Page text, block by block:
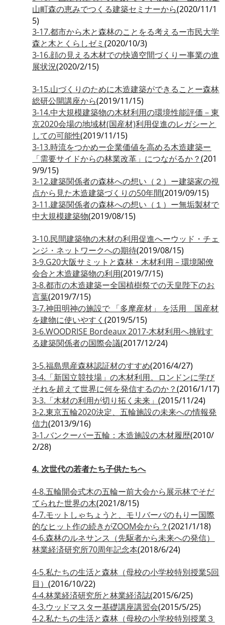
山町森の恵みでつくる建築セミナーから(2020/11/1
5)
3-17.都市から木と森林のことをる考えるー市民大学
森と木とくらしゼミ(2020/10/3)
3-16.顔の見える木材での快適空間づくりー事業の進
展状況(2020/2/15)
3-15.山づくりのために木造建築ができることー森林
総研公開講座から(2019/11/15)
3-14.中大規模建築物の木材利用の環境性能評価－東
京2020会場の地域材(国産材)利用促進のレガシーと
しての可能性(2019/11/15)
3-13.時流をつかめー企業価値を高める木造建築ー
「需要サイドからの林業改革」につながるか？(201
9/9/15)
3-12.建築関係者の森林への想い（２）ー建築家の視
点から見た木造建築づくりの50年間(2019/09/15)
3-11.建築関係者の森林への想い（１）ー無垢製材で
中大規模建築物(2019/08/15)
3-10.民間建築物の木材の利用促進へーウッド・チェ
ンジ・ネットワークへの期待(2019/08/15)
3-9.G20大阪サミットと森林・木材利用－環境閣僚
会合と木造建築物の利用(2019/7/15)
3-8.都市の木造建築ー全国植樹祭での天皇陛下のお
言葉(2019/7/15)
3-7.神田明神の施設で 「多摩産材」 を活用 国産材
を建物に使いやすく(2019/5/15)
3-6.WOODRISE Bordeaux 2017-木材利用へ挑戦す
る建築関係者の国際会議(2017/12/24)
3-5.福島県産森林認証材のすすめ(2016/4/27)
3-4.「新国立競技場」の木材利用。ロンドンに学び
それを超えて世界に何を発信するのか？(2016/1/17)
3-3.「木材の利用が切り拓く未来」(2015/11/24)
3-2.東京五輪2020決定、五輪施設の未来への情報発
信力(2013/9/16)
3-1.バンクーバー五輪：木造施設の木材履歴(2010/
2/28)
4. 次世代の若者たち子供たちへ
4-8.五輪開会式木の五輪ー前大会から展示林でそだ
てられた世界の木(2021/8/15)
4-7.モットしゃちょうと、モリバーバのもりー国際
的なヒット作の続きがZOOM会から？(2021/1/18)
4-6.森林のルネサンス（先駆者から未来への発信）
林業経済研究所70周年記念本(2018/6/24)
4-5.私たちの生活と森林（母校の小学校特別授業5回
目）(2016/10/22)
4-4.林業経済研究所と林業経済誌(2015/6/25)
4-3.ウッドマスター基礎講座講習会(2015/5/25)
4-2.私たちの生活と森林（母校の小学校特別授業３